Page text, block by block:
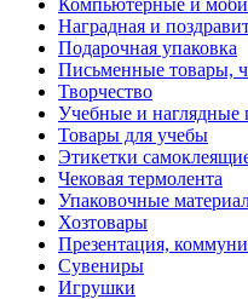
Наградная и
Подарочная упаковка
Письменные товары,
Творчество
Учебные и наглядные
Товары для учебы
Этикетки
Чековая термолента
Упаковочные
Хозтовары
Презентация,
Сувениры
Игрушки